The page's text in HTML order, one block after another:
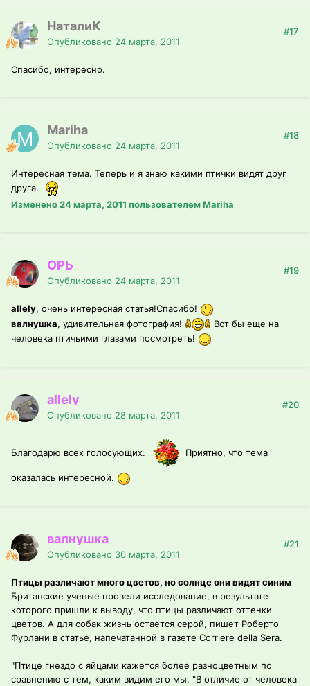
НаталиК
Опубликовано 24 марта, 2011
#17
Спасибо, интересно.
Mariha
Опубликовано 24 марта, 2011
#18
Интересная тема. Теперь и я знаю какими птички видят друг
друга.
Изменено24 марта, 2011 пользователем Mariha
ОРЬ
Опубликовано 24 марта, 2011
#19
allely, очень интересная статья!Спасибо!
валнушка, удивительная фотография!
Вот бы еще на
человека птичьими глазами посмотреть!
allely
Опубликовано 28 марта, 2011
#20
Благодарю всех голосующих. Приятно, что тема
оказалась интересной.
валнушка
Опубликовано 30 марта, 2011
#21
Птицы различают много цветов, но солнце они видят синим
Британские ученые провели исследование, в результате
которого пришли к выводу, что птицы различают оттенки
цветов. А для собак жизнь остается серой, пишет Роберто
Фурлани в статье, напечатанной в газете Corriere della Sera.
"Птице гнездо с яйцами кажется более разноцветным по
сравнению с тем, каким видим его мы. "В отличие от человека